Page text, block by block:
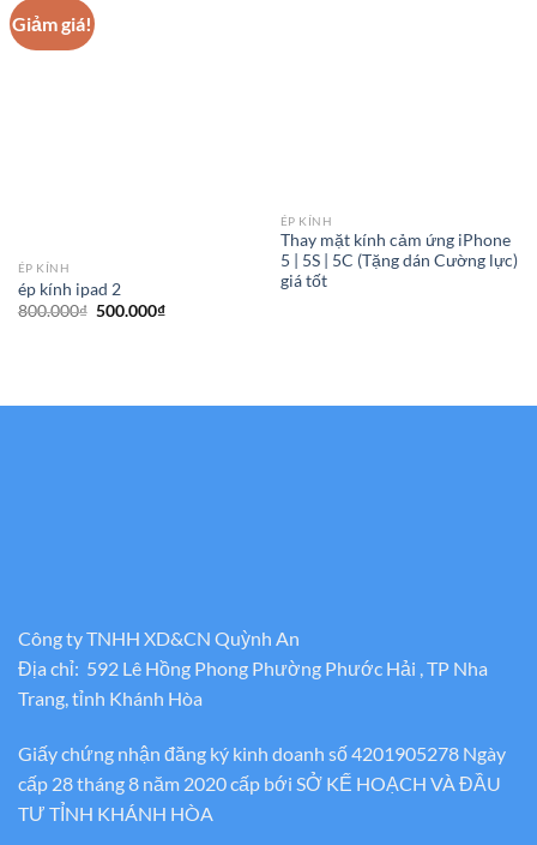
Giảm giá!
ÉP KÍNH
ép kính ipad 2
800.000₫ Giá
500.000₫Giá
ÉP KÍNH
Thay mặt kính cảm ứng iPhone
5 | 5S | 5C (Tặng dán Cường lực)
giá tốt
Công ty TNHH XD&CN Quỳnh An
Địa chỉ: 592 Lê Hồng Phong Phường Phước Hải , TP Nha
Trang, tỉnh Khánh Hòa
Giấy chứng nhận đăng ký kinh doanh số 4201905278 Ngày
cấp 28 tháng 8 năm 2020 cấp bới SỞ KẾ HOẠCH VÀ ĐẦU
TƯ TỈNH KHÁNH HÒA